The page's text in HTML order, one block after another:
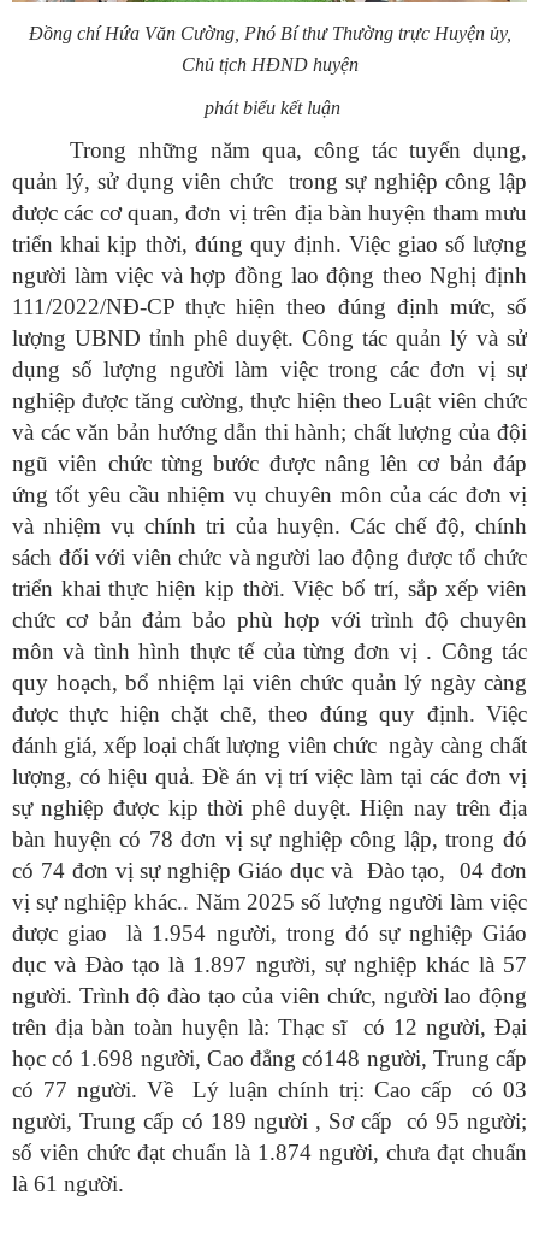
Đồng chí Hứa Văn Cường, Phó Bí thư Thường trực Huyện ủy,
Chủ tịch HĐND huyện
phát biểu kết luận
Trong những năm qua, công tác tuyển dụng,
quản lý, sử dụng viên chức
trong sự nghiệp công lập
được các cơ quan, đơn vị trên địa bàn huyện tham mưu
triển khai kịp thời, đúng quy định. Việc giao số lượng
người làm việc và hợp đồng lao động theo Nghị định
111/2022/NĐ-CP thực hiện theo đúng định mức, số
lượng UBND tỉnh phê duyệt. Công tác quản lý và sử
dụng số lượng người làm việc trong các đơn vị sự
nghiệp được tăng cường, thực hiện theo Luật viên chức
và các văn bản hướng dẫn thi hành; chất lượng của đội
ngũ viên chức từng bước được nâng lên cơ bản đáp
ứng tốt yêu cầu nhiệm vụ chuyên môn của các đơn vị
và nhiệm vụ chính tri của huyện. Các chế độ, chính
sách đối với viên chức và người lao động được tổ chức
triển khai thực hiện kịp thời. Việc bố trí, sắp xếp viên
chức cơ bản đảm bảo phù hợp với trình độ chuyên
môn và tình hình thực tế của từng đơn vị . Công tác
quy hoạch, bổ nhiệm lại viên chức quản lý ngày càng
được thực hiện chặt chẽ, theo đúng quy định. Việc
đánh giá, xếp loại chất lượng viên chức ngày càng chất
lượng, có hiệu quả. Đề án vị trí việc làm tại các đơn vị
sự nghiệp được kịp thời phê duyệt. Hiện nay trên địa
bàn huyện có 78 đơn vị sự nghiệp công lập, trong đó
có 74 đơn vị sự nghiệp Giáo dục và Đào tạo, 04 đơn
vị sự nghiệp khác.. Năm 2025 số lượng người làm việc
được giao là 1.954 người, trong đó sự nghiệp Giáo
dục và Đào tạo là 1.897 người, sự nghiệp khác là 57
người. Trình độ đào tạo của viên chức, người lao động
trên địa bàn toàn huyện là: Thạc sĩ có 12 người, Đại
học có 1.698 người, Cao đẳng có148 người, Trung cấp
có 77 người. Về Lý luận chính trị: Cao cấp có 03
người, Trung cấp có 189 người , Sơ cấp có 95 người;
số viên chức đạt chuẩn là 1.874 người, chưa đạt chuẩn
là 61 người.